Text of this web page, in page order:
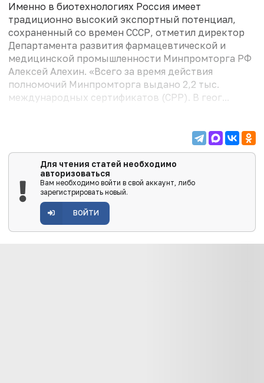
Именно в биотехнологиях Россия имеет
традиционно высокий экспортный потенциал,
сохраненный со времен СССР, отметил директор
Департамента развития фармацевтической и
медицинской промышленности Минпромторга РФ
Алексей Алехин. «Всего за время действия
полномочий Минпромторга выдано 2,2 тыс.
международных сертификатов (СРР). В геог...
Для чтения статей необходимо
авторизоваться
Вам необходимо войти в свой аккаунт, либо
зарегистрировать новый.
ВОЙТИ